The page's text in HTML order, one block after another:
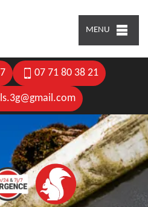
MENU
07 71 80 38 21